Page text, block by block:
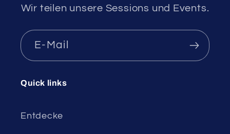
Wir teilen unsere Sessions und Events.
E-Mail
Quick links
Entdecke